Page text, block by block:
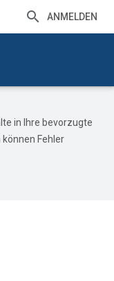
ANMELDEN
in Ihre bevorzugte
Fehler